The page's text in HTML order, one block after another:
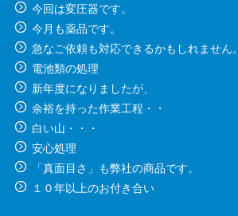
今回は変圧器です。
今月も薬品です。
急なご依頼も対応できるかもしれません。
電池類の処理
新年度になりましたが、
余裕を持った作業工程・・
白い山・・・
安心処理
「真面目さ」も弊社の商品です。
１０年以上のお付き合い